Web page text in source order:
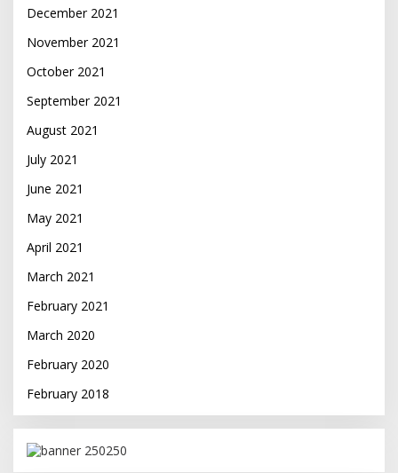
December 2021
November 2021
October 2021
September 2021
August 2021
July 2021
June 2021
May 2021
April 2021
March 2021
February 2021
March 2020
February 2020
February 2018